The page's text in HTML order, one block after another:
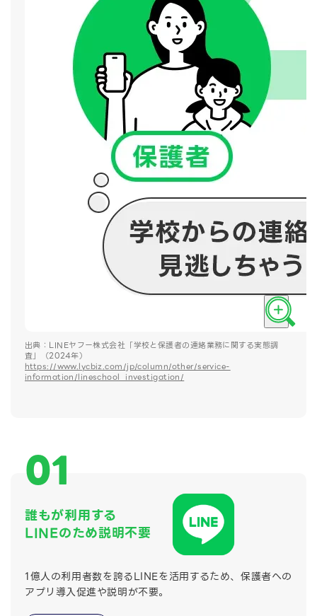
出典：LINEヤフー株式会社「学校と保護者の連絡業務に関する実態調
査」（2024年）
https://www.lycbiz.com/jp/column/other/service-
information/lineschool_investigation/
01
誰もが利用する
LINEのため説明不要
1億人の利用者数を誇るLINEを活用するため、保護者への
アプリ導入促進や説明が不要。